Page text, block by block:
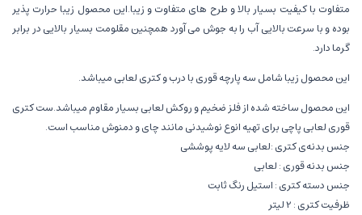
متفاوت با کیفیت بسیار بالا و طرح های متفاوت و زیبا.این محصول زیبا حرارت پذیر
بوده و با سرعت بالایی آب را به جوش می آورد همچنین مقلومت بسیار بالایی در برابر
گرما دارد.
این محصول زیبا شامل سه پارچه قوری با درب و کتری لعابی میباشد.
این محصول ساخته شده از فلز ضخیم و روکش لعابی بسیار مقاوم میباشد.ست کتری
قوری لعابی پاچی برای تهیه انوع نوشیدنی مانند چای و دمنوش مناسب است.
جنس بدنه‌ی کتری :لعابی سه لایه پوششی
جنس بدنه قوری : لعابی
جنس دسته کتری : استیل رنگ ثابت
ظرفیت کتری : 2 لیتر